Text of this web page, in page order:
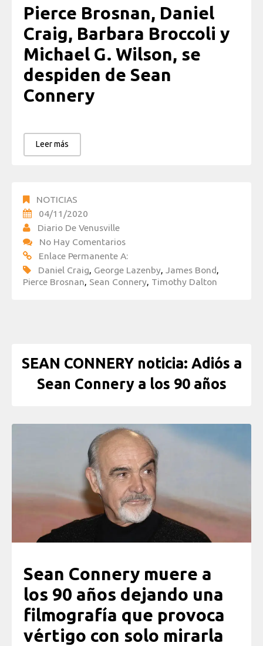
Pierce Brosnan, Daniel
Craig, Barbara Broccoli y
Michael G. Wilson, se
despiden de Sean
Connery
Leer más
NOTICIAS
04/11/2020
Diario De Venusville
No Hay Comentarios
Enlace Permanente A:
Daniel Craig, George Lazenby, James Bond,
Pierce Brosnan, Sean Connery, Timothy Dalton
SEAN CONNERY noticia: Adiós a
Sean Connery a los 90 años
Sean Connery muere a
los 90 años dejando una
filmografía que provoca
vértigo con solo mirarla